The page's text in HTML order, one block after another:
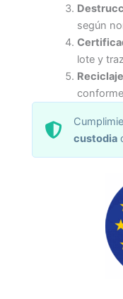
según
lote y
custodia